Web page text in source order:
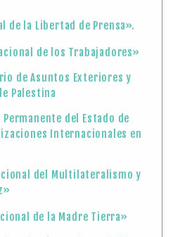
de la Libertad de Prensa».
de los Trabajadores»
de Asuntos Exteriores y
Palestina
del Estado de
Internacionales en
del Multilateralismo y
de la Madre Tierra»